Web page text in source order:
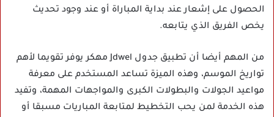
الحصول على إشعار عند بداية المباراة أو عند وجود تحديث
يخص الفريق الذي يتابعه.
من المهم أيضا أن تطبيق جدول Jdwel مهكر يوفر تقويما لأهم
تواريخ الموسم، وهذه الميزة تساعد المستخدم على معرفة
مواعيد الجولات والبطولات الكبرى والمواجهات المهمة، وتفيد
هذه الخدمة لمن يحب التخطيط لمتابعة المباريات مسبقا أو